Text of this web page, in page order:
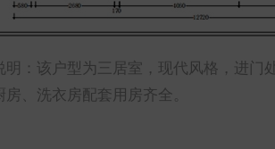
明：该户型为三居室，现代风格，进
、洗衣房配套用房齐全。